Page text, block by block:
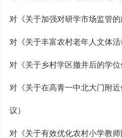
对《关于加强对研学市场监管
对《关于丰富农村老年人文体
对《关于乡村学区撤并后的学
对《关于在高青一中北大门附
议）
对《关于有效优化农村小学教